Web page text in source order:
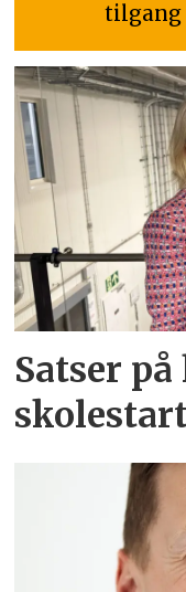
tilgang
Satser